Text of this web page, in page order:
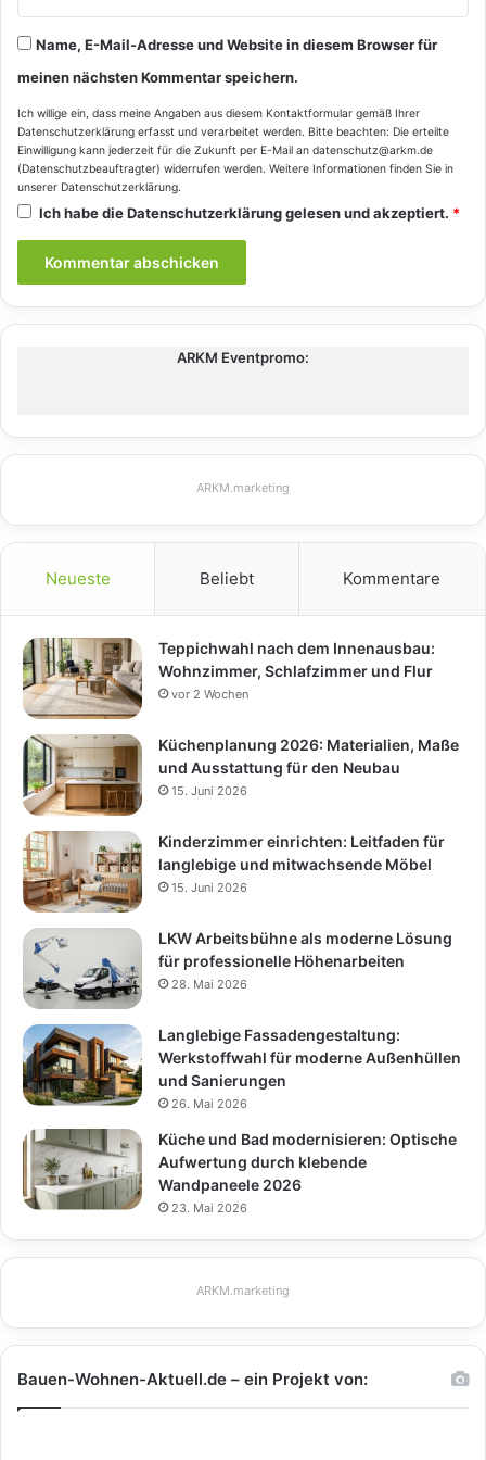
Name, E-Mail-Adresse und Website in diesem Browser für
meinen nächsten Kommentar speichern.
Ich willige ein, dass meine Angaben aus diesem Kontaktformular gemäß Ihrer
Datenschutzerklärung erfasst und verarbeitet werden. Bitte beachten: Die erteilte
Einwilligung kann jederzeit für die Zukunft per E-Mail an datenschutz@arkm.de
(Datenschutzbeauftragter) widerrufen werden. Weitere Informationen finden Sie in
unserer Datenschutzerklärung.
Ich habe dieDatenschutzerklärunggelesen und akzeptiert. *
ARKM Eventpromo:
ARKM.marketing
Neueste Beliebt Kommentare
Teppichwahl nach dem Innenausbau:
Wohnzimmer, Schlafzimmer und Flur
vor 2 Wochen
Küchenplanung 2026: Materialien, Maße
und Ausstattung für den Neubau
15. Juni 2026
Kinderzimmer einrichten: Leitfaden für
langlebige und mitwachsende Möbel
15. Juni 2026
LKW Arbeitsbühne als moderne Lösung
für professionelle Höhenarbeiten
28. Mai 2026
Langlebige Fassadengestaltung:
Werkstoffwahl für moderne Außenhüllen
und Sanierungen
26. Mai 2026
Küche und Bad modernisieren: Optische
Aufwertung durch klebende
Wandpaneele 2026
23. Mai 2026
ARKM.marketing
Bauen-Wohnen-Aktuell.de – ein Projekt von: